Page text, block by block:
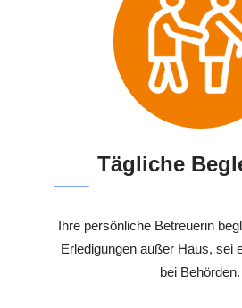
Tägliche
Ihre persönliche Betreuerin
Erledigungen außer Haus, sei
bei Behörden.